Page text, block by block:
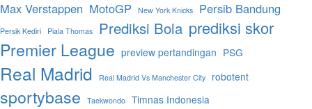
Max Verstappen MotoGP New York Knicks Persib Bandung
Persik Kediri Piala Thomas Prediksi Bola prediksi skor
Premier League preview pertandingan PSG
Real Madrid Real Madrid Vs Manchester City robotent
sportybase Taekwondo Timnas Indonesia